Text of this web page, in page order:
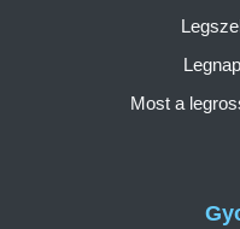
Most a